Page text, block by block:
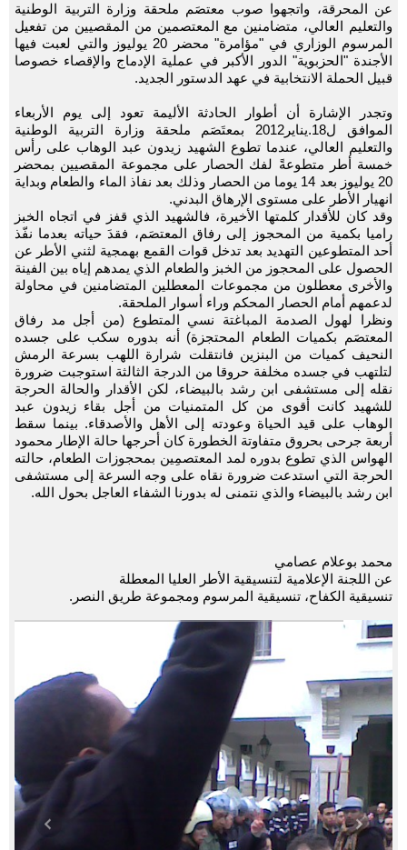
عن المحرقة، واتجهوا صوب معتصَم ملحقة وزارة التربية الوطنية
والتعليم العالي، متضامنين مع المعتصمين من المقصيين من تفعيل
المرسوم الوزاري في "مؤامرة" محضر 20 يوليوز والتي لعبت فيها
الأجندة "الحزبوية" الدور الأكبر في عملية الإدماج والإقصاء خصوصا
قبيل الحملة الانتخابية في عهد الدستور الجديد.
وتجدر الإشارة أن أطوار الحادثة الأليمة تعود إلى يوم الأربعاء
الموافق ل18.يناير2012 بمعتَصَم ملحقة وزارة التربية الوطنية
والتعليم العالي، عندما تطوع الشهيد زيدون عبد الوهاب على رأس
خمسة أطر متطوعةً لفك الحصار على مجموعة المقصيين بمحضر
20 يوليوز بعد 14 يوما من الحصار وذلك بعد نفاذ الماء والطعام وبداية
انهيار الأطر على مستوى الإرهاق البدني.
وقد كان للأقدار كلمتها الأخيرة، فالشهيد الذي قفز في اتجاه الخبز
راميا بكمية من المحجوز إلى رفاق المعتصَم، فقدَ حياته بعدما نفّذ
أحد المتطوعين التهديد بعد تدخل قوات القمع بهمجية لثني الأطر عن
الحصول على المحجوز من الخبز والطعام الذي يمدهم إياه بين الفينة
والأخرى معطلون من مجموعات المعطلين المتضامنين في محاولة
لدعمهم أمام الحصار المحكم وراء أسوار الملحقة.
ونظرا لهول الصدمة المباغتة نسي المتطوع (من أجل مد رفاق
المعتصَم بكميات الطعام المحتجزة) أنه بدوره سكب على جسده
النحيف كميات من البنزين فانتقلت شرارة اللهب بسرعة الرمش
لتلتهب في جسده مخلفة حروقا من الدرجة الثالثة استوجبت ضرورة
نقله إلى مستشفى ابن رشد بالبيضاء، لكن الأقدار والحالة الحرجة
للشهيد كانت أقوى من كل المتمنيات من أجل بقاء زيدون عبد
الوهاب على قيد الحياة وعودته إلى الأهل والأصدقاء. بينما سقط
أربعة جرحى بحروق متفاوتة الخطورة كان أحرجها حالة الإطار محمود
الهواس الذي تطوع بدوره لمد المعتصمِين بمحجوزات الطعام، حالته
الحرجة التي استدعت ضرورة نقاه على وجه السرعة إلى مستشفى
ابن رشد بالبيضاء والذي نتمنى له بدورنا الشفاء العاجل بحول الله.
محمد بوعلام عصامي
عن اللجنة الإعلامية لتنسيقية الأطر العليا المعطلة
تنسيقية الكفاح، تنسيقية المرسوم ومجموعة طريق النصر.